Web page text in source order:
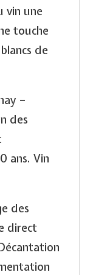
vin une
touche
de
–
des
ans. Vin
des
direct